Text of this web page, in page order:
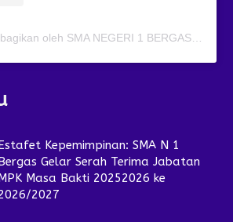
Kepemimpinan: SMA N 1
Gelar Serah Terima Jabatan
Masa Bakti 20252026 ke
2027